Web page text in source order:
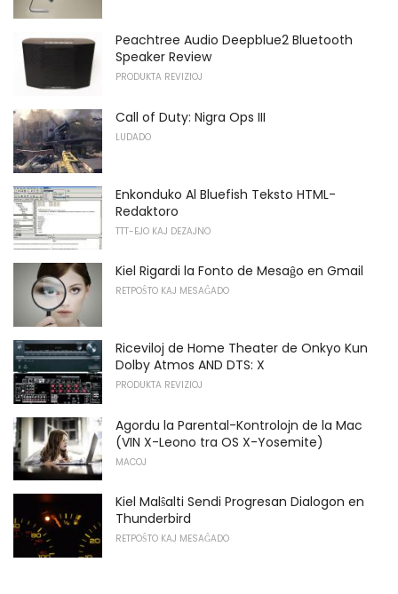
Peachtree Audio Deepblue2 Bluetooth
Speaker Review
PRODUKTA REVIZIOJ
Call of Duty: Nigra Ops III
LUDADO
Enkonduko Al Bluefish Teksto HTML-
Redaktoro
TTT-EJO KAJ DEZAJNO
Kiel Rigardi la Fonto de Mesaĝo en Gmail
RETPOŜTO KAJ MESAĜADO
Riceviloj de Home Theater de Onkyo Kun
Dolby Atmos AND DTS: X
PRODUKTA REVIZIOJ
Agordu la Parental-Kontrolojn de la Mac
(VIN X-Leono tra OS X-Yosemite)
MACOJ
Kiel Malŝalti Sendi Progresan Dialogon en
Thunderbird
RETPOŜTO KAJ MESAĜADO